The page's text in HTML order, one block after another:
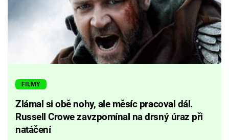
FILMY
Zlámal si obě nohy, ale měsíc pracoval dál.
Russell Crowe zavzpomínal na drsný úraz při
natáčení